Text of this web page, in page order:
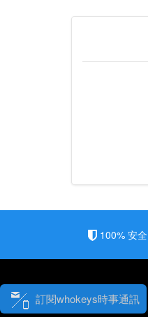
100% 安全
訂閱whokeys時事通訊